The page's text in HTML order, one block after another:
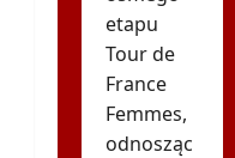
etapu
Tour de
France
Femmes,
odnosząc